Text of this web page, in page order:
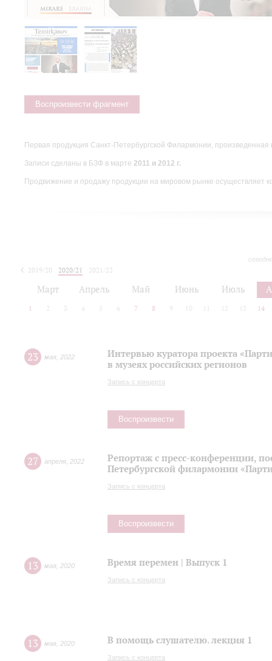
Воспроизвести фрагмент
Первая продукция Санкт-Петербургской Филармонии,
Записи сделаны в БЗФ в марте 2011 и 2012 г.
Продвижение и продажу продукции на мировом рынке осуществляет
2019/20 2020/21 2021/22
Март Апрель Май Июнь Июль
1 2 3 4 5 6 7 8 9 10 12 13 14
23 мая 2022
Интервью куратора проекта
в музеях российских регионов
Запись с концерта
Воспроизвести
27 апреля 2022
Репортаж с пресс-конференции,
Петербургской филармонии
Запись с концерта
Воспроизвести
13 мая 2020 Время перемен | Выпуск 1
Запись с концерта
13 мая 2020 В помощь слушателю. лекция 1
Запись с концерта